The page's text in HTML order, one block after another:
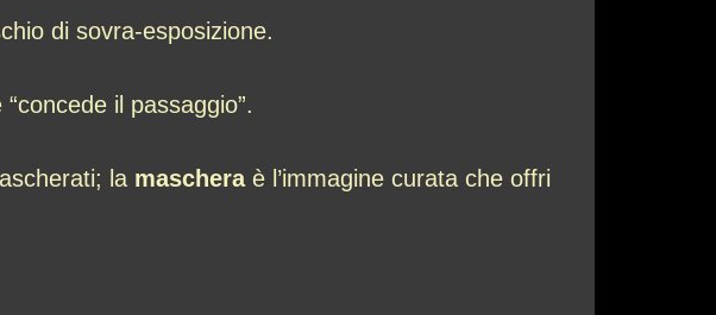
di sovra-esposizione.
il passaggio”.
la mascheraè l’immagine curata che offri